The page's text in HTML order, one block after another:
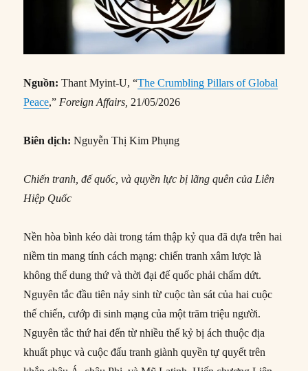
Nguồn: Thant Myint-U, “The Crumbling Pillars of Global
Peace,”Foreign Affairs,21/05/2026
Biên dịch:Nguyễn Thị Kim Phụng
Chiến tranh, đế quốc, và quyền lực bị lãng quên của Liên
Hiệp Quốc
Nền hòa bình kéo dài trong tám thập kỷ qua đã dựa trên hai
niềm tin mang tính cách mạng: chiến tranh xâm lược là
không thể dung thứ và thời đại đế quốc phải chấm dứt.
Nguyên tắc đầu tiên nảy sinh từ cuộc tàn sát của hai cuộc
thế chiến, cướp đi sinh mạng của một trăm triệu người.
Nguyên tắc thứ hai đến từ nhiều thế kỷ bị ách thuộc địa
khuất phục và cuộc đấu tranh giành quyền tự quyết trên